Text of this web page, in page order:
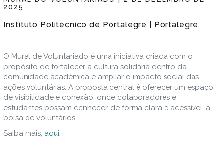
2025
Instituto Politécnico de Portalegre | Portalegre
O Mural de Voluntariado é uma iniciativa criada com o
propósito de fortalecer a cultura solidária dentro da
comunidade académica e ampliar o impacto social das
ações voluntárias. A proposta central é oferecer um espaço
de visibilidade e conexão, onde colaboradores e
estudantes possam conhecer, de forma clara e acessível, a
bolsa de voluntários.
Saiba mais, aqui.